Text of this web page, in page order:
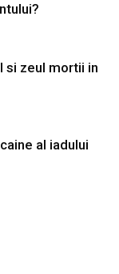
si zeul mortii in
al iadului